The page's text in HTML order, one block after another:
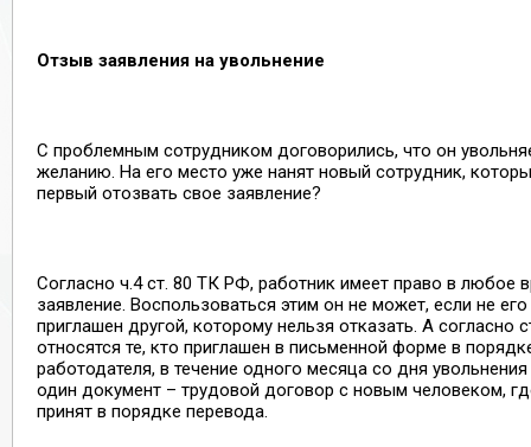
Отзыв заявления на увольнение
С проблемным сотрудником договорились, что он
желанию. На его место уже нанят новый сотрудник,
первый отозвать свое заявление?
Согласно ч.4 ст. 80 ТК РФ, работник имеет право в любое
заявление. Воспользоваться этим он не может, если не
приглашен другой, которому нельзя отказать. А согласно
относятся те, кто приглашен в письменной форме в
работодателя, в течение одного месяца со дня
один документ – трудовой договор с новым человеком,
принят в порядке перевода.